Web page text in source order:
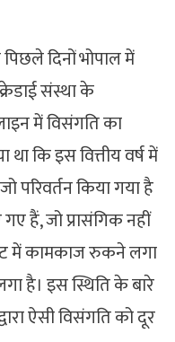
दिनों भोपाल में
संस्था के
में विसंगति का
था कि इस वित्तीय वर्ष में
परिवर्तन किया गया है
हैं, जो प्रासंगिक नहीं
में कामकाज रुकने लगा
है। इस स्थिति के बारे
ऐसी विसंगति को दूर